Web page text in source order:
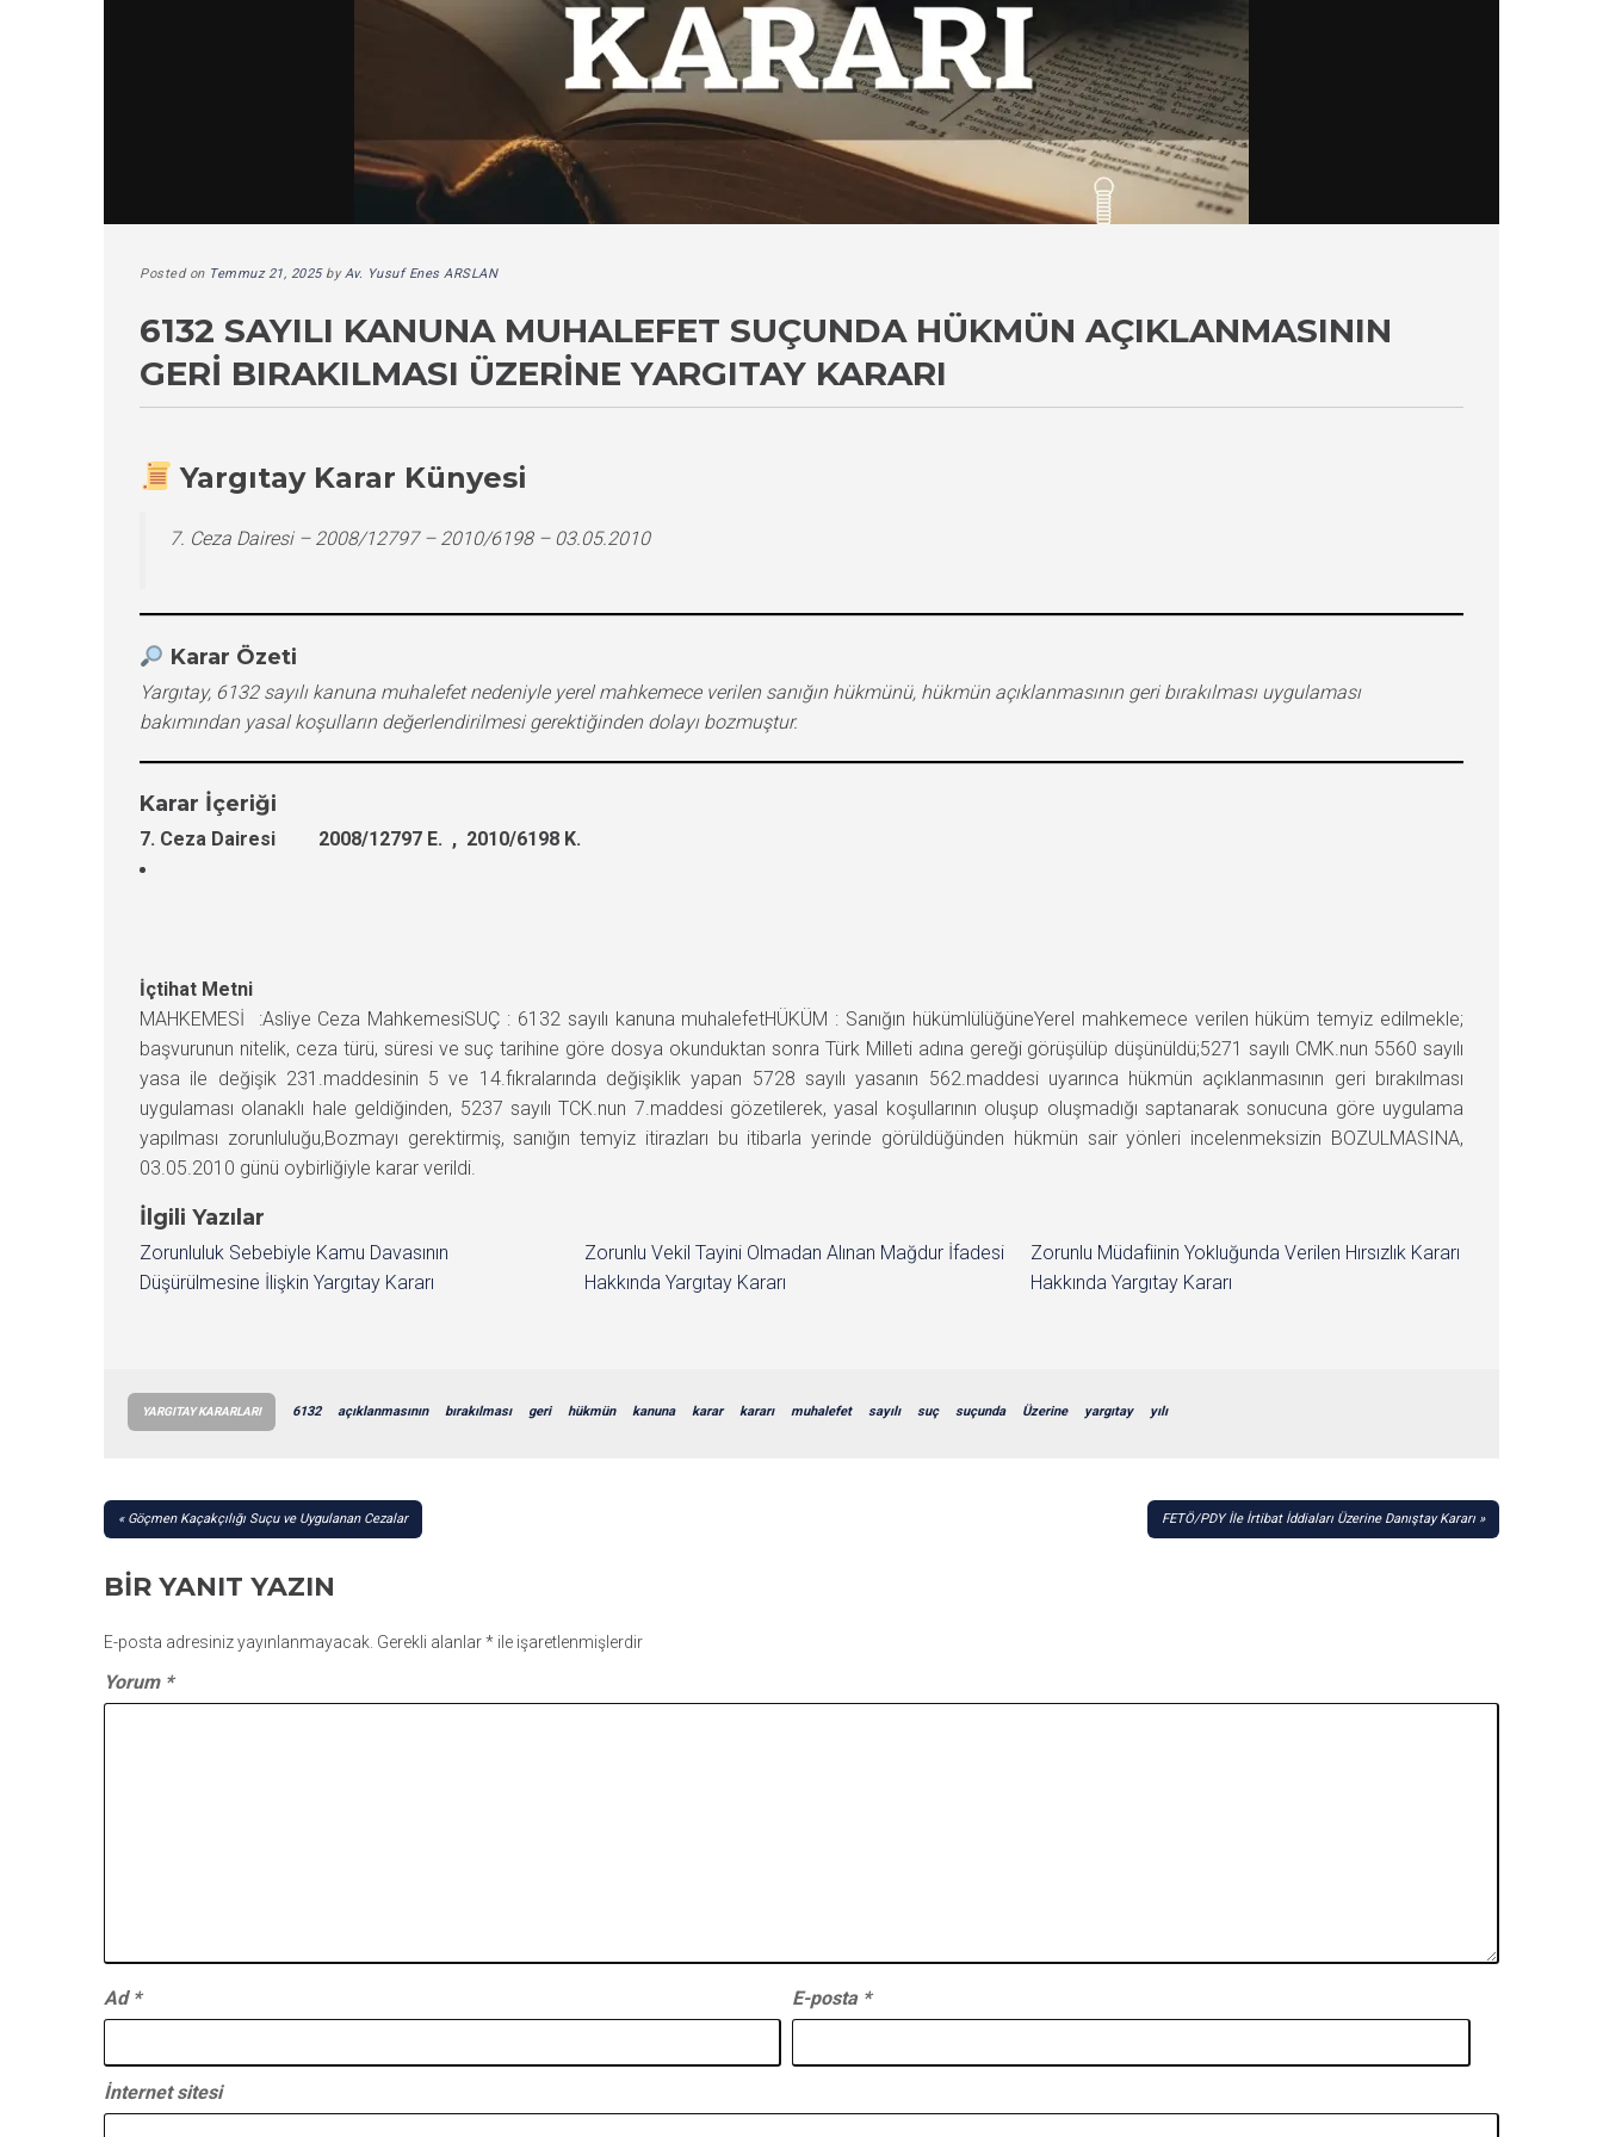
Posted on Temmuz 21, 2025byAv. Yusuf Enes ARSLAN
6132 SAYILI KANUNA MUHALEFET SUÇUNDA HÜKMÜN AÇIKLANMASININ
GERI BIRAKILMASI ÜZERINE YARGITAY KARARI
Yargıtay Karar Künyesi
7. Ceza Dairesi – 2008/12797 – 2010/6198 – 03.05.2010
Karar Özeti
Yargıtay, 6132 sayılı kanuna muhalefet nedeniyle yerel mahkemece verilen sanığın hükmünü, hükmün açıklanmasının geri bırakılması uygulaması
bakımından yasal koşulların değerlendirilmesi gerektiğinden dolayı bozmuştur.
Karar İçeriği
7. Ceza Dairesi 2008/12797 E. , 2010/6198 K.
İçtihat Metni
MAHKEMESİ :Asliye Ceza MahkemesiSUÇ : 6132 sayılı kanuna muhalefetHÜKÜM : Sanığın hükümlülüğüneYerel mahkemece verilen hüküm temyiz edilmekle;
başvurunun nitelik, ceza türü, süresi ve suç tarihine göre dosya okunduktan sonra Türk Milleti adına gereği görüşülüp düşünüldü;5271 sayılı CMK.nun 5560 sayılı
yasa ile değişik 231.maddesinin 5 ve 14.fıkralarında değişiklik yapan 5728 sayılı yasanın 562.maddesi uyarınca hükmün açıklanmasının geri bırakılması
uygulaması olanaklı hale geldiğinden, 5237 sayılı TCK.nun 7.maddesi gözetilerek, yasal koşullarının oluşup oluşmadığı saptanarak sonucuna göre uygulama
yapılması zorunluluğu,Bozmayı gerektirmiş, sanığın temyiz itirazları bu itibarla yerinde görüldüğünden hükmün sair yönleri incelenmeksizin BOZULMASINA,
03.05.2010 günü oybirliğiyle karar verildi.
İlgili Yazılar
Zorunluluk Sebebiyle Kamu Davasının
Düşürülmesine İlişkin Yargıtay Kararı
Zorunlu Vekil Tayini Olmadan Alınan Mağdur İfadesi
Hakkında Yargıtay Kararı
Zorunlu Müdafiinin Yokluğunda Verilen Hırsızlık Kararı
Hakkında Yargıtay Kararı
YARGITAY KARARLARI 6132 açıklanmasının bırakılması geri hükmün kanuna karar kararı muhalefet sayılı suç suçunda Üzerine yargıtay yılı
YAZI
Göçmen Kaçakçılığı Suçu ve Uygulanan Cezalar FETÖ/PDY İle İrtibat İddiaları Üzerine Danıştay Kararı
BIR YANIT YAZIN
E-posta adresiniz yayınlanmayacak. Gerekli alanlar* ile işaretlenmişlerdir
Yorum *
Ad * E-posta *
İnternet sitesi